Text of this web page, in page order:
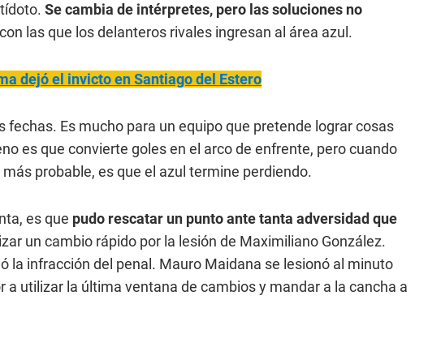
Se cambia de intérpretes, pero las soluciones no
las que los delanteros rivales ingresan al área azul.
dejó el invicto en Santiago del Estero
Es mucho para un equipo que pretende lograr cosas
es que convierte goles en el arco de enfrente, pero cuando
probable, es que el azul termine perdiendo.
es que pudo rescatar un punto ante tanta adversidad que
un cambio rápido por la lesión de Maximiliano González.
la infracción del penal. Mauro Maidana se lesionó al minuto
utilizar la última ventana de cambios y mandar a la cancha a